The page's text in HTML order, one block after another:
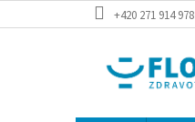
na
+420 271 914 978